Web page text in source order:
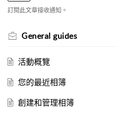
訂閱此文章接收通知。
General guides
活動概覽
您的最近相簿
創建和管理相簿